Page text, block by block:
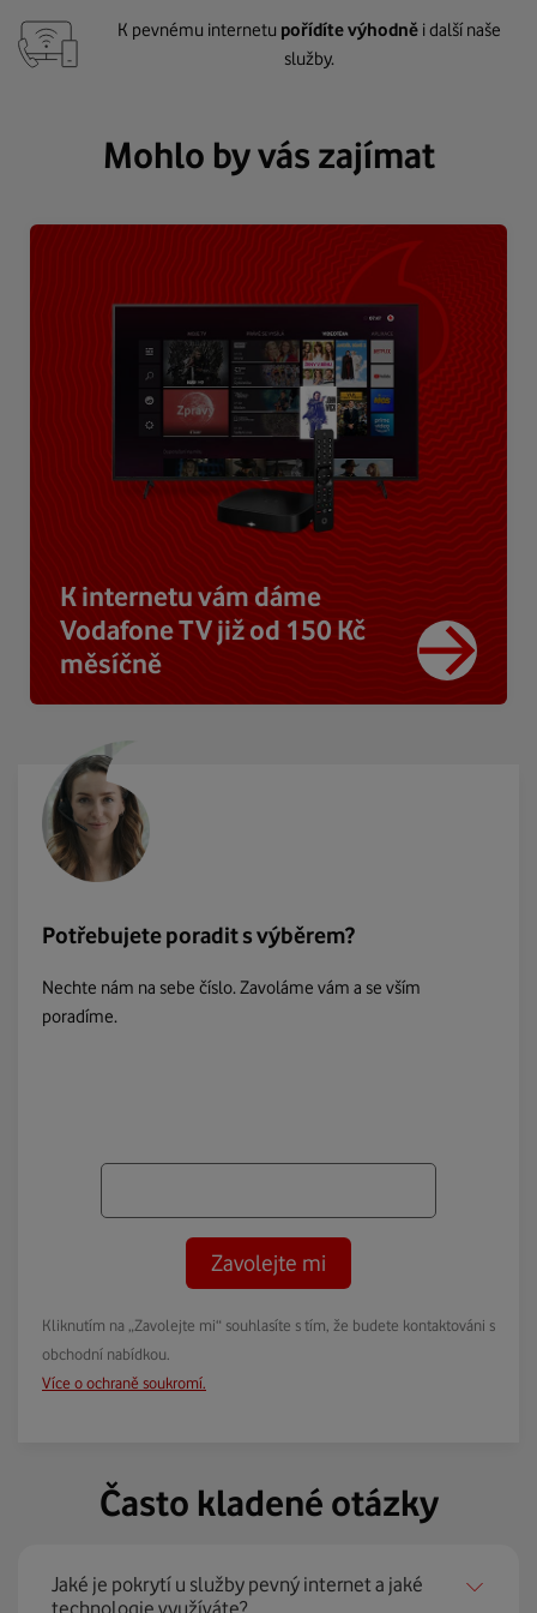
K pevnému internetu pořídíte výhodně i další naše
služby.
Mohlo by vás zajímat
K internetu vám dáme
Vodafone TV již od 150 Kč
měsíčně
Potřebujete poradit s výběrem?
Nechte nám na sebe číslo. Zavoláme vám a se vším
poradíme.
Zavolejte mi
Kliknutím na „Zavolejte mi“ souhlasíte s tím, že budete kontaktováni s
obchodní nabídkou.
Více o ochraně soukromí.
Často kladené otázky
Jaké je pokrytí u služby pevný internet a jaké
technologie využíváte?